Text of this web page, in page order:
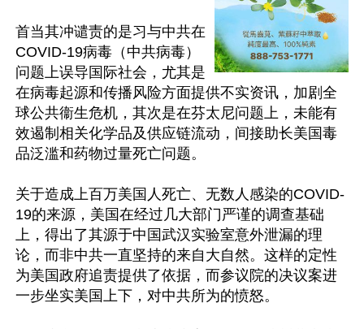
首当其冲谴责的是习与中共在
COVID-19病毒（中共病毒）
问题上误导国际社会，尤其是
在病毒起源和传播风险方面提供不实资讯，加剧全
球公共衞生危机，其次是在芬太尼问题上，未能有
效遏制相关化学品及供应链流动，间接助长美国毒
品泛滥和药物过量死亡问题。
关于造成上百万美国人死亡、无数人感染的COVID-
19的来源，美国在经过几大部门严谨的调查基础
上，得出了其源于中国武汉实验室意外泄漏的理
论，而非中共一直坚持的来自大自然。这样的定性
为美国政府追责提供了依据，而参议院的决议案进
一步坐实美国上下，对中共所为的愤怒。